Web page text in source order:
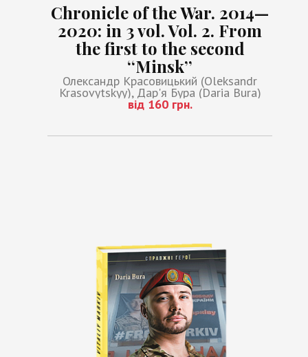
Chronicle of the War. 2014—
2020: in 3 vol. Vol. 2. From
the first to the second
‘‘Minsk’’
Олександр Красовицький (Oleksandr
Krasovytskyy), Дар'я Бура (Daria Bura)
від 160 грн.